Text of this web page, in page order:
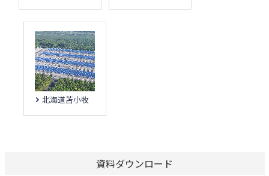
北海道苫小牧
資料ダウンロード